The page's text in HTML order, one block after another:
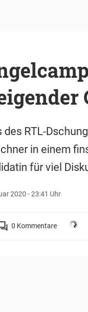
des RTL-
in einem
für viel
2020 - 23:41 Uhr
0 Kommentare